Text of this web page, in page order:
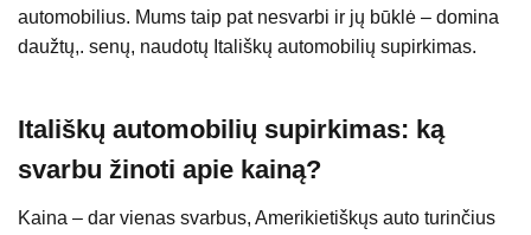
automobilius. Mums taip pat nesvarbi ir jų būklė – domina
daužtų,. senų, naudotų Itališkų automobilių supirkimas.
Itališkų automobilių supirkimas: ką
svarbu žinoti apie kainą?
Kaina – dar vienas svarbus, Amerikietiškųs auto turinčius